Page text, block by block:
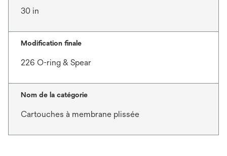
30 in
Modification finale
226 O-ring & Spear
Nom de la catégorie
Cartouches à membrane plissée